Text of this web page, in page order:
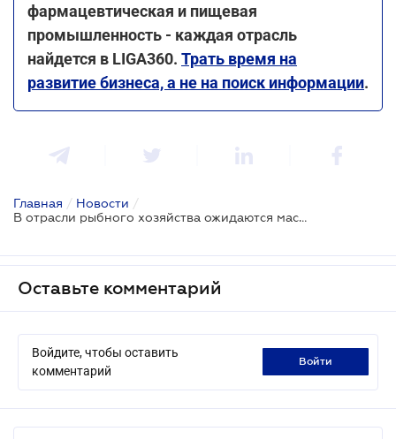
фармацевтическая и пищевая
промышленность - каждая отрасль
найдется в LIGA360. Трать время на
развитие бизнеса, а не на поиск информации.
Главная / Новости /
В отрасли рыбного хозяйства ожидаются масштабные реформы
Оставьте комментарий
Войдите, чтобы оставить
комментарий
войти